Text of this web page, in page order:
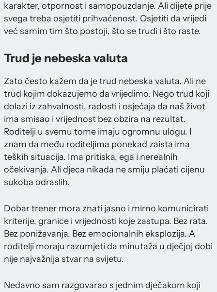
karakter, otpornost i samopouzdanje. Ali dijete prije
svega treba osjetiti prihvaćenost. Osjetiti da vrijedi
već samim tim što postoji, što se trudi i što raste.
Trud je nebeska valuta
Zato često kažem da je trud nebeska valuta. Ali ne
trud kojim dokazujemo da vrijedimo. Nego trud koji
dolazi iz zahvalnosti, radosti i osjećaja da naš život
ima smisao i vrijednost bez obzira na rezultat.
Roditelji u svemu tome imaju ogromnu ulogu. I
znam da među roditeljima ponekad zaista ima
teških situacija. Ima pritiska, ega i nerealnih
očekivanja. Ali djeca nikada ne smiju plaćati cijenu
sukoba odraslih.
Dobar trener mora znati jasno i mirno komunicirati
kriterije, granice i vrijednosti koje zastupa. Bez rata.
Bez ponižavanja. Bez emocionalnih eksplozija. A
roditelji moraju razumjeti da minutaža u dječjoj dobi
nije najvažnija stvar na svijetu.
Nedavno sam razgovarao s jednim dječakom koji